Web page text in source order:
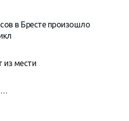
в Бресте произошло
из мести